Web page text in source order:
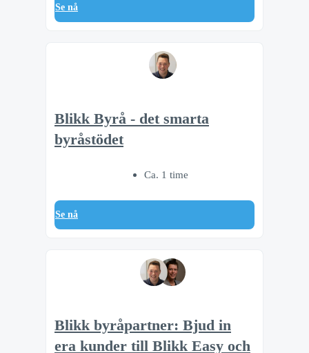
Se nå
Blikk Byrå - det smarta
byråstödet
Ca. 1 time
Se nå
Blikk byråpartner: Bjud in
era kunder till Blikk Easy och